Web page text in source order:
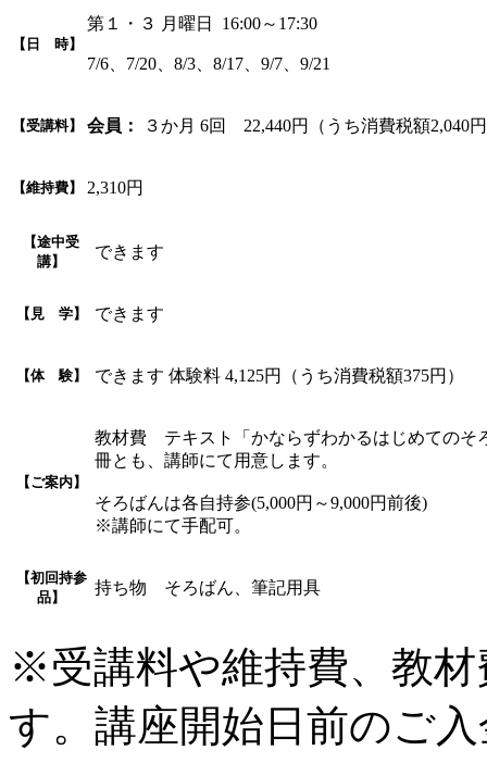
【日 時】
第１・３ 月曜日 16:00～17:30
7/6、7/20、8/3、8/17、9/7、9/21
【受講料】 会員： ３か月 6回 22,440円（うち消費税額2,040
【維持費】 2,310円
【途中受
講】
できます
【見 学】 できます
【体 験】 できます 体験料 4,125円（うち消費税額375円）
【ご案内】
教材費 テキスト「かならずわかるはじめてのそ
冊とも、講師にて用意します。
そろばんは各自持参(5,000円～9,000円前後)
※講師にて手配可。
【初回持参
品】
持ち物 そろばん、筆記用具
※受講料や維持費、教
す。講座開始日前のご